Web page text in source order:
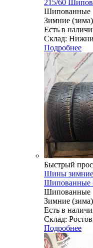
215/60
Шипованные
Зимние (зима)
Есть в
Склад:
Подробнее
Быстрый
Шины зимние
Шипованные
Шипованные
Зимние (зима)
Есть в
Склад:
Подробнее